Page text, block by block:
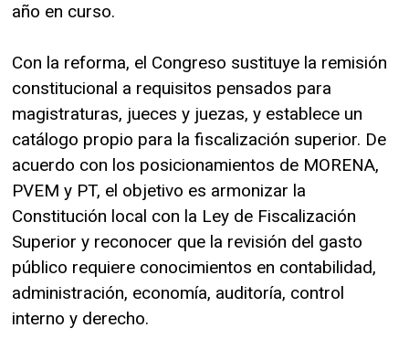
año en curso.
Con la reforma, el Congreso sustituye la remisión
constitucional a requisitos pensados para
magistraturas, jueces y juezas, y establece un
catálogo propio para la fiscalización superior. De
acuerdo con los posicionamientos de MORENA,
PVEM y PT, el objetivo es armonizar la
Constitución local con la Ley de Fiscalización
Superior y reconocer que la revisión del gasto
público requiere conocimientos en contabilidad,
administración, economía, auditoría, control
interno y derecho.